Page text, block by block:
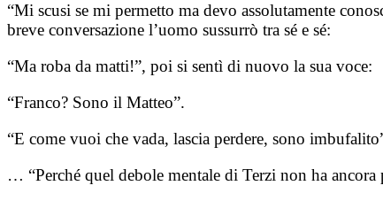
“Mi scusi se mi permetto ma devo assolutamente
breve conversazione l’uomo sussurrò tra sé e sé:
“Ma roba da matti!”, poi si sentì di nuovo la sua voce:
“Franco? Sono il Matteo”.
“E come vuoi che vada, lascia perdere, sono
… “Perché quel debole mentale di Terzi non ha